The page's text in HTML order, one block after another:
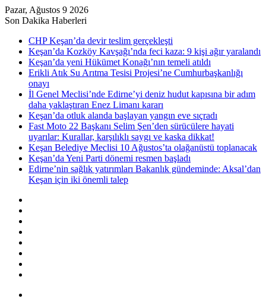
Pazar, Ağustos 9 2026
Son Dakika Haberleri
CHP Keşan’da devir teslim gerçekleşti
Keşan’da Kozköy Kavşağı’nda feci kaza: 9 kişi ağır yaralandı
Keşan’da yeni Hükümet Konağı’nın temeli atıldı
Erikli Atık Su Arıtma Tesisi Projesi’ne Cumhurbaşkanlığı
onayı
İl Genel Meclisi’nde Edirne’yi deniz hudut kapısına bir adım
daha yaklaştıran Enez Limanı kararı
Keşan’da otluk alanda başlayan yangın eve sıçradı
Fast Moto 22 Başkanı Selim Şen’den sürücülere hayati
uyarılar: Kurallar, karşılıklı saygı ve kaska dikkat!
Keşan Belediye Meclisi 10 Ağustos’ta olağanüstü toplanacak
Keşan’da Yeni Parti dönemi resmen başladı
Edirne’nin sağlık yatırımları Bakanlık gündeminde: Aksal’dan
Keşan için iki önemli talep